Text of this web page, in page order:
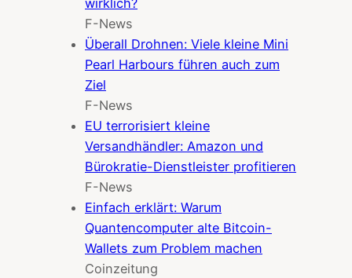
wirklich?
F-News
Überall Drohnen: Viele kleine Mini
Pearl Harbours führen auch zum
Ziel
F-News
EU terrorisiert kleine
Versandhändler: Amazon und
Bürokratie-Dienstleister profitieren
F-News
Einfach erklärt: Warum
Quantencomputer alte Bitcoin-
Wallets zum Problem machen
Coinzeitung